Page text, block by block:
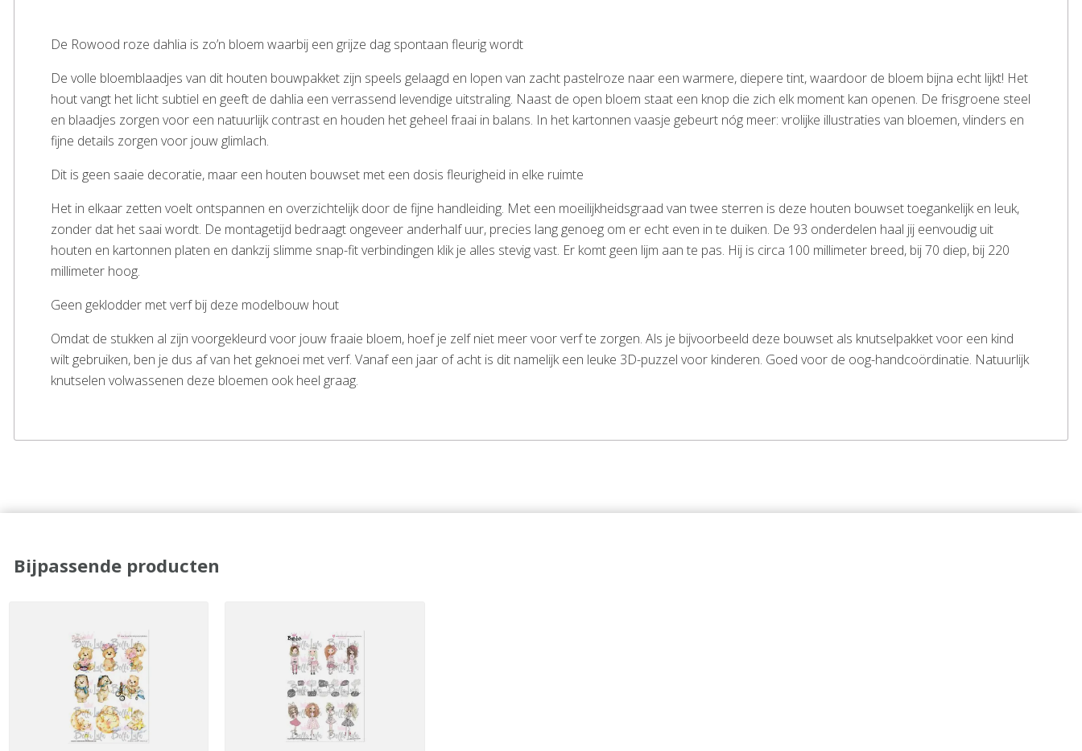
De Rowood roze dahlia is zo’n bloem waarbij een grijze dag spontaan fleurig wordt
De volle bloemblaadjes van dit houten bouwpakket zijn speels gelaagd en lopen van zacht pastelroze naar een warmere, diepere tint, waardoor de bloem bijna echt lijkt! Het
hout vangt het licht subtiel en geeft de dahlia een verrassend levendige uitstraling. Naast de open bloem staat een knop die zich elk moment kan openen. De frisgroene steel
en blaadjes zorgen voor een natuurlijk contrast en houden het geheel fraai in balans. In het kartonnen vaasje gebeurt nóg meer: vrolijke illustraties van bloemen, vlinders en
fijne details zorgen voor jouw glimlach.
Dit is geen saaie decoratie, maar een houten bouwset met een dosis fleurigheid in elke ruimte
Het in elkaar zetten voelt ontspannen en overzichtelijk door de fijne handleiding. Met een moeilijkheidsgraad van twee sterren is deze houten bouwset toegankelijk en leuk,
zonder dat het saai wordt. De montagetijd bedraagt ongeveer anderhalf uur, precies lang genoeg om er echt even in te duiken. De 93 onderdelen haal jij eenvoudig uit
houten en kartonnen platen en dankzij slimme snap-fit verbindingen klik je alles stevig vast. Er komt geen lijm aan te pas. Hij is circa 100 millimeter breed, bij 70 diep, bij 220
millimeter hoog.
Geen geklodder met verf bij deze modelbouw hout
Omdat de stukken al zijn voorgekleurd voor jouw fraaie bloem, hoef je zelf niet meer voor verf te zorgen. Als je bijvoorbeeld deze bouwset als knutselpakket voor een kind
wilt gebruiken, ben je dus af van het geknoei met verf. Vanaf een jaar of acht is dit namelijk een leuke 3D-puzzel voor kinderen. Goed voor de oog-handcoördinatie. Natuurlijk
knutselen volwassenen deze bloemen ook heel graag.
Bijpassende producten